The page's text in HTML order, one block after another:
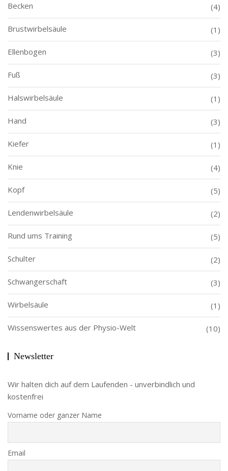
Becken (4)
Brustwirbelsäule (1)
Ellenbogen (3)
Fuß (3)
Halswirbelsäule (1)
Hand (3)
Kiefer (1)
Knie (4)
Kopf (5)
Lendenwirbelsäule (2)
Rund ums Training (5)
Schulter (2)
Schwangerschaft (3)
Wirbelsäule (1)
Wissenswertes aus der Physio-Welt (10)
Newsletter
Wir halten dich auf dem Laufenden - unverbindlich und
kostenfrei
Vorname oder ganzer Name
Email